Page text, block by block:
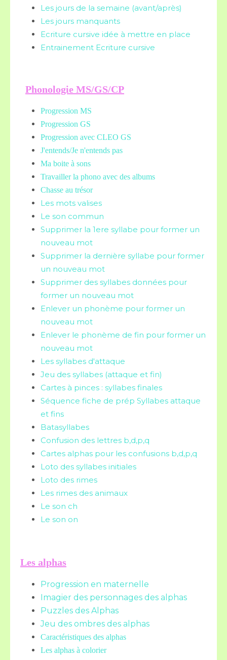
Les jours de la semaine (avant/après)
Les jours manquants
Ecriture cursive idée à mettre en place
Entrainement Ecriture cursive
Phonologie MS/GS/CP
Progression MS
Progression GS
Progression avec CLEO GS
J'entends/Je n'entends pas
Ma boite à sons
Travailler la phono avec des albums
Chasse au trésor
Les mots valises
Le son commun
Supprimer la 1ere syllabe pour former un
nouveau mot
Supprimer la dernière syllabe pour former
un nouveau mot
Supprimer des syllabes données pour
former un nouveau mot
Enlever un phonème pour former un
nouveau mot
Enlever le phonème de fin pour former un
nouveau mot
Les syllabes d'attaque
Jeu des syllabes (attaque et fin)
Cartes à pinces : syllabes finales
Séquence fiche de prép Syllabes attaque
et fins
Batasyllabes
Confusion des lettres b,d,p,q
Cartes alphas pour les confusions b,d,p,q
Loto des syllabes initiales
Loto des rimes
Les rimes des animaux
Le son ch
Le son on
Les alphas
Progression en maternelle
Imagier des personnages des alphas
Puzzles des Alphas
Jeu des ombres des alphas
Caractéristiques des alphas
Les alphas à colorier